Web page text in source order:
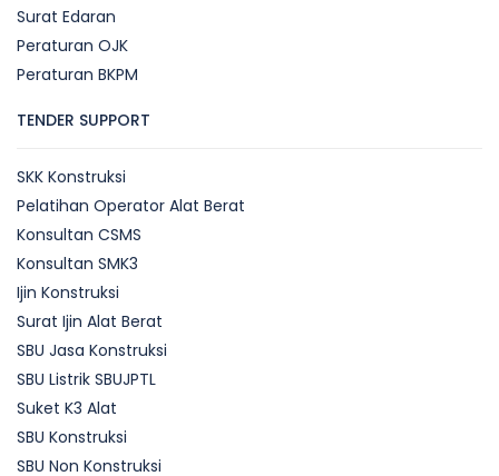
Surat Edaran
Peraturan OJK
Peraturan BKPM
TENDER SUPPORT
SKK Konstruksi
Pelatihan Operator Alat Berat
Konsultan CSMS
Konsultan SMK3
Ijin Konstruksi
Surat Ijin Alat Berat
SBU Jasa Konstruksi
SBU Listrik SBUJPTL
Suket K3 Alat
SBU Konstruksi
SBU Non Konstruksi